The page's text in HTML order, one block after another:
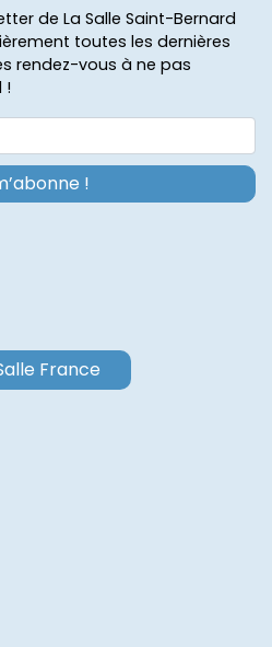
de La Salle Saint-Bernard
toutes les dernières
rendez-vous à ne pas
!
France